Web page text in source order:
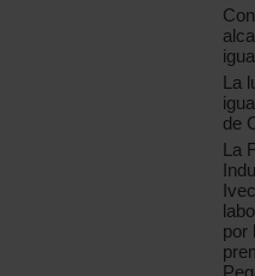
La
de
La
por